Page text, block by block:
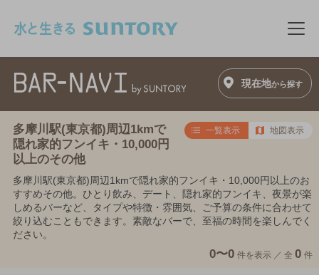
メ
現在地から探す
多摩川駅(東京都)周辺1kmで
隠れ家的フンイキ・10,000円
以上のその他
一覧表示 地図表示
多摩川駅(東京都)周辺1kmで隠れ家的フンイキ・10,000円以上のお
すすめその他。ひとり飲み、デート、隠れ家的フンイキ、夜景が楽
しめるバーなど、タイプや特徴・雰囲気、ご予算の条件に合わせて
絞り込むこともできます。素敵なバーで、至福の時間を楽しんでく
ださい。
0〜0 件を表示 ／ 全 0 件